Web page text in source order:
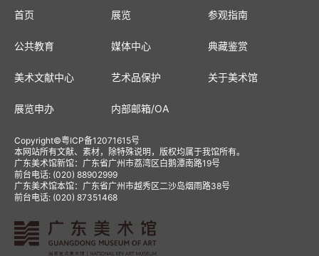
首页 展览 参观指南
公共教育 媒体中心 典藏鉴赏
美术文献中心 艺术品保护 关于美术馆
展览申办 内部邮箱/OA
Copyright©粤ICP备12071615号
本网站所有文献、素材，除特殊说明，版权均属于我馆所有。
广东美术馆新馆：广东省广州市荔湾区白鹅潭南路19号
前台电话: (020) 88902999
广东美术馆本馆：广东省广州市越秀区二沙岛烟雨路38号
前台电话: (020) 87351468